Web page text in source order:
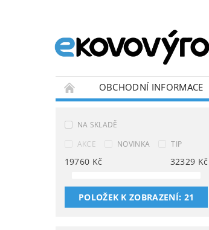
OBCHODNÍ INFORMACE
NA SKLADĚ
AKCE
NOVINKA TIP
19760 Kč 32329 Kč
POLOŽEK K ZOBRAZENÍ: 21